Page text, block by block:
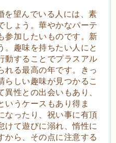
望んでいる人には、素
しょう。華やかなパーテ
参加したいものです。新
。趣味を持ちたい人にと
動することでプラスアル
れる最高の年です。きっ
らしい趣味が見つかるこ
性との出会いもあり、
いうケースもあり得ま
なったり、祝い事に有頂
けて遊びに溺れ、惰性に
から、その点に注意する